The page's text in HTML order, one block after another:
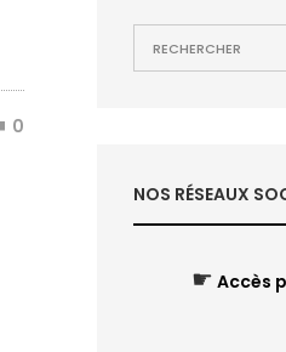
0
NOS RÉSEAUX
☛ Accès